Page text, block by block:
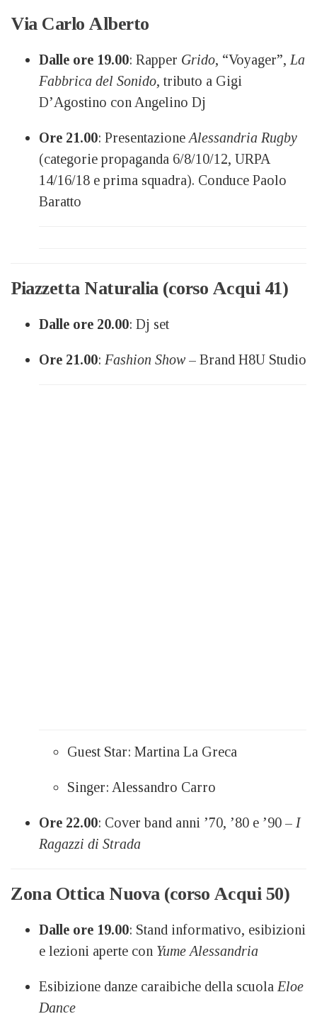
Via Carlo Alberto
Dalle ore 19.00: Rapper Grido, “Voyager”, La
Fabbrica del Sonido, tributo a Gigi
D’Agostino con Angelino Dj
Ore 21.00: Presentazione Alessandria Rugby
(categorie propaganda 6/8/10/12, URPA
14/16/18 e prima squadra). Conduce Paolo
Baratto
Piazzetta Naturalia (corso Acqui 41)
Dalle ore 20.00: Dj set
Ore 21.00: Fashion Show – Brand H8U Studio
Guest Star: Martina La Greca
Singer: Alessandro Carro
Ore 22.00: Cover band anni ’70, ’80 e ’90 – I
Ragazzi di Strada
Zona Ottica Nuova (corso Acqui 50)
Dalle ore 19.00: Stand informativo, esibizioni
e lezioni aperte con Yume Alessandria
Esibizione danze caraibiche della scuola Eloe
Dance